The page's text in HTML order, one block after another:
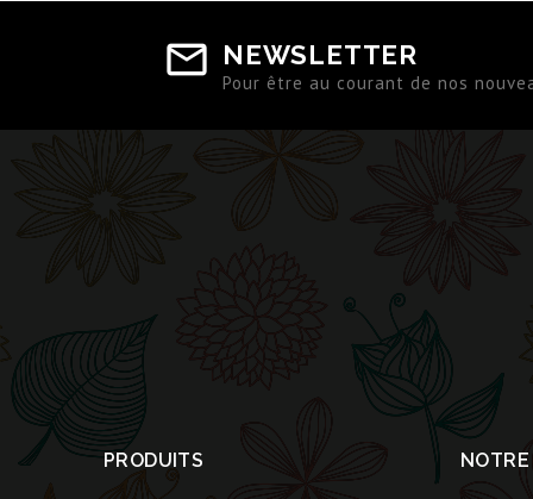
NEWSLETTER
Pour être au courant de nos
PRODUITS